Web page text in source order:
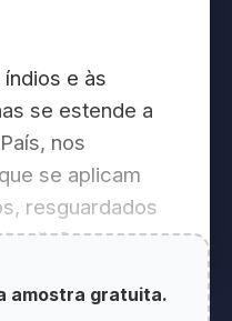
e às
se estende a
nos
se aplicam
resguardados
nesta Lei.
amostra gratuita.